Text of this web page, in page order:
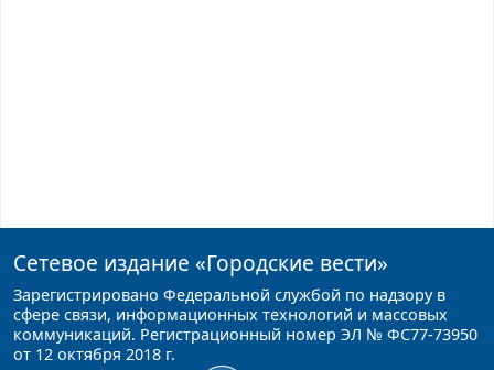
Сетевое издание «Городские вести»
Зарегистрировано Федеральной службой по надзору в
сфере связи, информационных технологий и массовых
коммуникаций. Регистрационный номер ЭЛ № ФС77-73950
от 12 октября 2018 г.